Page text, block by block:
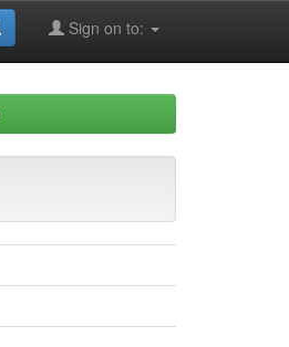
Sign on to: